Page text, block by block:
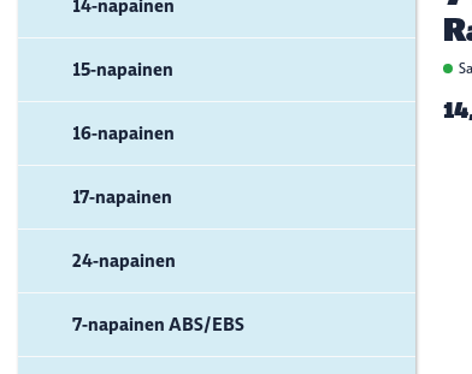
14-napainen
15-napainen
16-napainen
17-napainen
24-napainen
7-napainen ABS/EBS